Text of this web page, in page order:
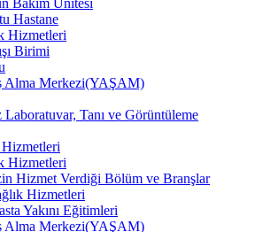
Hastane
Hizmetleri
Birimi
Alma Merkezi(YAŞAM)
Laboratuvar, Tanı ve Görüntüleme
Hizmetleri
Hizmet Verdiği Bölüm ve Branşlar
Hizmetleri
Yakını Eğitimleri
Alma Merkezi(YAŞAM)